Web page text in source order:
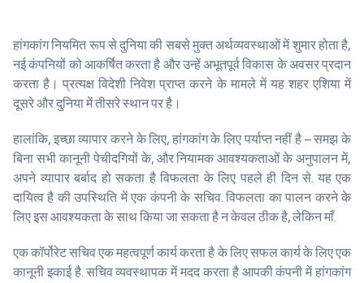
हांगकांग नियमित रूप से दुनिया की सबसे मुक्त अर्थव्यवस्थाओं में शुमार होता है,
नई कंपनियों को आकर्षित करता है और उन्हें अभूतपूर्व विकास के अवसर प्रदान
करता है। प्रत्यक्ष विदेशी निवेश प्राप्त करने के मामले में यह शहर एशिया में
दूसरे और दुनिया में तीसरे स्थान पर है।
हालांकि, इच्छा व्यापार करने के लिए, हांगकांग के लिए पर्याप्त नहीं है – समझ के
बिना सभी कानूनी पेचीदगियों के, और नियामक आवश्यकताओं के अनुपालन में,
अपने व्यापार बर्बाद हो सकता है विफलता के लिए पहले ही दिन से. यह एक
दायित्व है की उपस्थिति में एक कंपनी के सचिव. विफलता का पालन करने के
लिए इस आवश्यकता के साथ किया जा सकता है न केवल ठीक है, लेकिन माँ.
एक कॉर्पोरेट सचिव एक महत्वपूर्ण कार्य करता है के लिए सफल कार्य के लिए एक
कानूनी इकाई है. सचिव व्यवस्थापक में मदद करता है आपकी कंपनी में हांगकांग